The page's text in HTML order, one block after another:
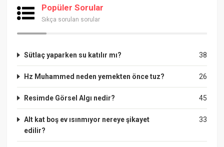
Popüler Sorular
Sıkça sorulan sorular
38
Sütlaç yaparken su katılır mı?
26
Hz Muhammed neden yemekten önce tuz?
45
Resimde Görsel Algı nedir?
33
Alt kat boş ev ısınmıyor nereye şikayet
edilir?